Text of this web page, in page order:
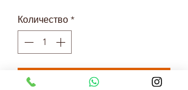
Количество *
Добавить в корзину